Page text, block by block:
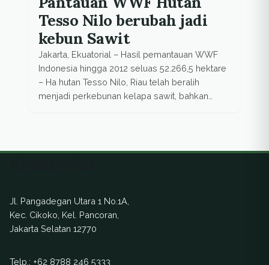
Tesso Nilo berubah jadi
kebun Sawit
Jakarta, Ekuatorial – Hasil pemantauan WWF
Indonesia hingga 2012 seluas 52.266,5 hektare
– Ha hutan Tesso Nilo, Riau telah beralih
menjadi perkebunan kelapa sawit, bahkan
dapat dihentikan segera. Menurut Deputi
Jl. Pangadegan Utara 1 No.1A,
Kec. Cikoko, Kel. Pancoran,
Jakarta Selatan 12770
Telp.: +62 8788 246 5333